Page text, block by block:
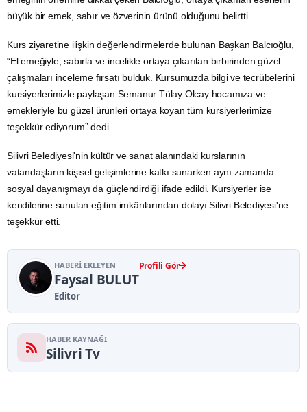
büyük bir emek, sabır ve özverinin ürünü olduğunu belirtti.
Kurs ziyaretine ilişkin değerlendirmelerde bulunan Başkan Balcıoğlu,
“El emeğiyle, sabırla ve incelikle ortaya çıkarılan birbirinden güzel
çalışmaları inceleme fırsatı bulduk. Kursumuzda bilgi ve tecrübelerini
kursiyerlerimizle paylaşan Semanur Tülay Olcay hocamıza ve
emekleriyle bu güzel ürünleri ortaya koyan tüm kursiyerlerimize
teşekkür ediyorum” dedi.
Silivri Belediyesi'nin kültür ve sanat alanındaki kurslarının
vatandaşların kişisel gelişimlerine katkı sunarken aynı zamanda
sosyal dayanışmayı da güçlendirdiği ifade edildi. Kursiyerler ise
kendilerine sunulan eğitim imkânlarından dolayı Silivri Belediyesi'ne
teşekkür etti.
HABERI EKLEYEN
Faysal BULUT
Editor
Profili Gör
HABER KAYNAĞI
Silivri Tv